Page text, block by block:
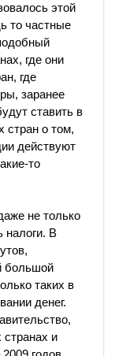
этой
то частные
где они
где
заранее
ставить в
стран о том,
действуют
то
не только
налоги. В
большой
таких в
денег.
странах и